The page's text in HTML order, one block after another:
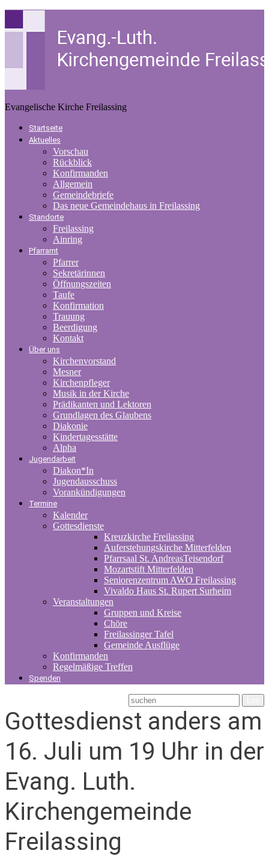
Evangelische Kirche Freilassing
Startseite
Aktuelles
Vorschau
Rückblick
Konfirmanden
Allgemein
Gemeindebriefe
Das neue Gemeindehaus in Freilassing
Standorte
Freilassing
Ainring
Pfarramt
Pfarrer
Sekretärinnen
Öffnungszeiten
Taufe
Konfirmation
Trauung
Beerdigung
Kontakt
Über uns
Kirchenvorstand
Mesner
Kirchenpfleger
Musik in der Kirche
Prädikanten und Lektoren
Grundlagen des Glaubens
Diakonie
Kindertagesstätte
Alpha
Jugendarbeit
Diakon*In
Jugendausschuss
Vorankündigungen
Termine
Kalender
Gottesdienste
Kreuzkirche Freilassing
Auferstehungskirche Mitterfelden
Pfarrsaal St. AndreasTeisendorf
Mozartstift Mitterfelden
Seniorenzentrum AWO Freilassing
Vivaldo Haus St. Rupert Surheim
Veranstaltungen
Gruppen und Kreise
Chöre
Freilassinger Tafel
Gemeinde Ausflüge
Konfirmanden
Regelmäßige Treffen
Spenden
Gottesdienst anders am
16. Juli um 19 Uhr in der
Evang. Luth.
Kirchengemeinde
Freilassing